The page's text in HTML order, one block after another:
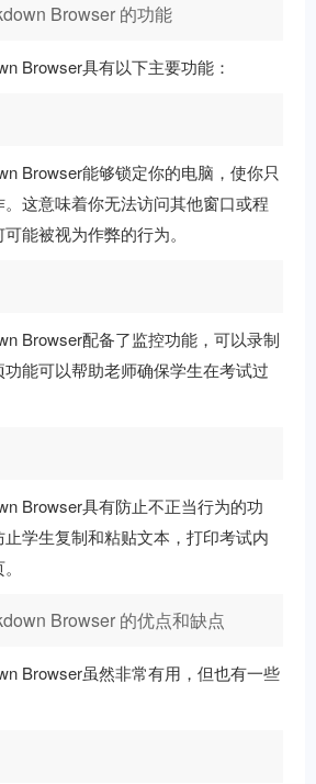
Browser 的功能
Browser具有以下主要功能：
Browser能够锁定你的电脑，使你只
这意味着你无法访问其他窗口或程
能被视为作弊的行为。
Browser配备了监控功能，可以录制
能可以帮助老师确保学生在考试过
Browser具有防止不正当行为的功
学生复制和粘贴文本，打印考试内
Browser 的优点和缺点
Browser虽然非常有用，但也有一些